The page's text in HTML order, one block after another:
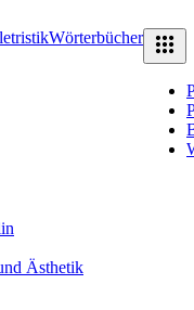
Wörterbücher
Ästhetik